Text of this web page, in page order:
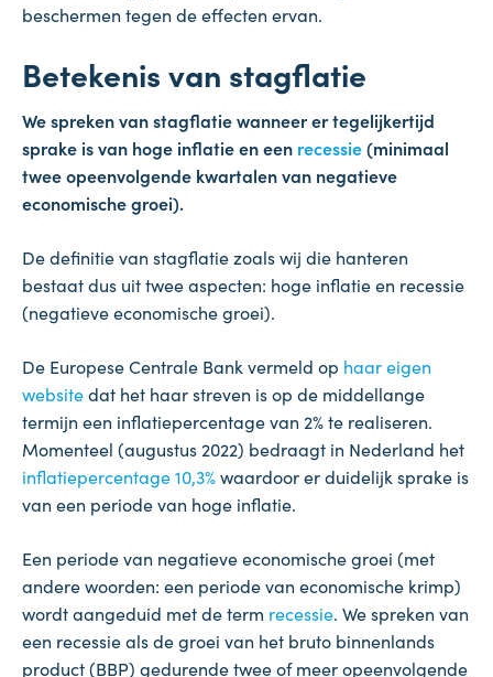
beschermen tegen de effecten ervan.
Betekenis van stagflatie
We spreken van stagflatie wanneer er tegelijkertijd
sprake is van hoge inflatie en een recessie(minimaal
twee opeenvolgende kwartalen van negatieve
economische groei).
De definitie van stagflatie zoals wij die hanteren
bestaat dus uit twee aspecten: hoge inflatie en recessie
(negatieve economische groei).
De Europese Centrale Bank vermeld op haar eigen
websitedat het haar streven is op de middellange
termijn een inflatiepercentage van 2% te realiseren.
Momenteel (augustus 2022) bedraagt in Nederland het
inflatiepercentage 10,3%waardoor er duidelijk sprake is
van een periode van hoge inflatie.
Een periode van negatieve economische groei (met
andere woorden: een periode van economische krimp)
wordt aangeduid met de term recessie. We spreken van
een recessie als de groei van het bruto binnenlands
product (BBP) gedurendetwee of meer opeenvolgende